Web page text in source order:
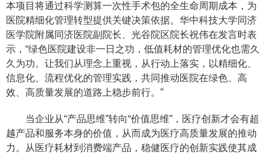
本项目将通过科学测算一次性手术包的全生命周期成本，为
医院精细化管理转型提供关键决策依据。华中科技大学同济
医学院附属同济医院副院长、光谷院区院长祝伟在发言时表
示，“绿色医院建设非一日之功，低值耗材的管理优化也需久
久为功。让我们从理念上重视，从行动上落实，以精细化、
信息化、流程优化的管理实践，共同推动医院在绿色、高
效、高质量发展的道路上稳步前行。”
当企业从“产品思维”转向“价值思维”，医疗创新才会有超
越产品和服务本身的价值，从而成为医疗高质量发展的推动
力。从医疗耗材到消费端产品，稳健医疗的创新实践使其成